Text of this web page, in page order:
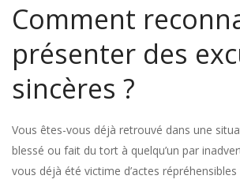
Comment
présenter des
sincères ?
Vous êtes-vous déjà retrouvé dans une
blessé ou fait du tort à quelqu’un par
vous déjà été victime d’actes